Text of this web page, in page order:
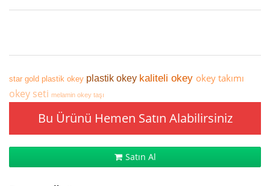
star gold plastik okey plastik okey kaliteli okey okey takımı
okey seti melamin okey taşı
Bu Ürünü Hemen Satın Alabilirsiniz
Satın Al